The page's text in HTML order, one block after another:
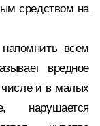
средством на
всем
вредное
и в малых
нарушается